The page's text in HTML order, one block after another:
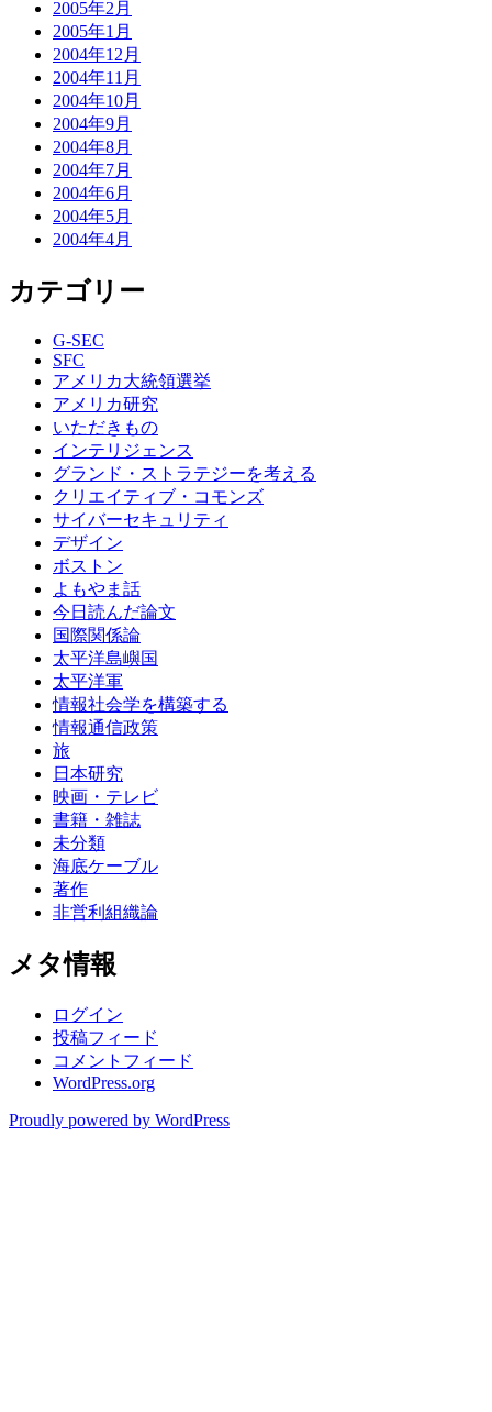
2005年2月
2005年1月
2004年12月
2004年11月
2004年10月
2004年9月
2004年8月
2004年7月
2004年6月
2004年5月
2004年4月
カテゴリー
G-SEC
SFC
アメリカ大統領選挙
アメリカ研究
いただきもの
インテリジェンス
グランド・ストラテジーを考える
クリエイティブ・コモンズ
サイバーセキュリティ
デザイン
ボストン
よもやま話
今日読んだ論文
国際関係論
太平洋島嶼国
太平洋軍
情報社会学を構築する
情報通信政策
旅
日本研究
映画・テレビ
書籍・雑誌
未分類
海底ケーブル
著作
非営利組織論
メタ情報
ログイン
投稿フィード
コメントフィード
WordPress.org
Proudly powered by WordPress